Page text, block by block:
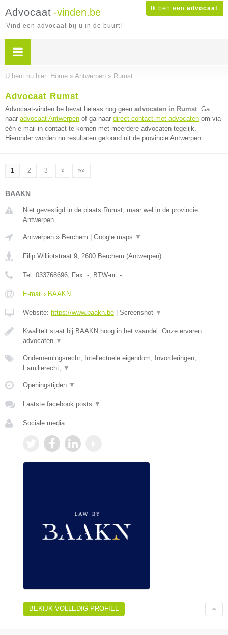
Ik ben een advocaat
Advocaat -vinden.be
Vind een advocaat bij u in de buurt!
U bent nu hier: Home » Antwerpen » Rumst
Advocaat Rumst
Advocaat-vinden.be bevat helaas nog geen advocaten in Rumst. Ga
naar advocaat Antwerpen of ga naar direct contact met advocaten om via
één e-mail in contact te komen met meerdere advocaten tegelijk.
Hieronder worden nu resultaten getoond uit de provincie Antwerpen.
1 2 3 » »»
BAAKN
Niet gevestigd in de plaats Rumst, maar wel in de provincie
Antwerpen.
Antwerpen » Berchem Google maps ▼
Filip Williotstraat 9, 2600 Berchem (Antwerpen)
Tel: 033768696, Fax: -, BTW-nr: -
E-mail › BAAKN
Website: https://www.baakn.be Screenshot ▼
Kwaliteit staat bij BAAKN hoog in het vaandel. Onze ervaren
advocaten ▼
Ondernemingsrecht, Intellectuele eigendom, Invorderingen,
Familierecht, ▼
Openingstijden ▼
Laatste facebook posts ▼
Sociale media:
BEKIJK VOLLEDIG PROFIEL